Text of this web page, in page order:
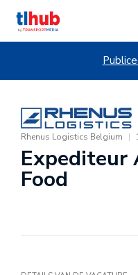
Rhenus Logistics Belgium |
Expediteur
Food